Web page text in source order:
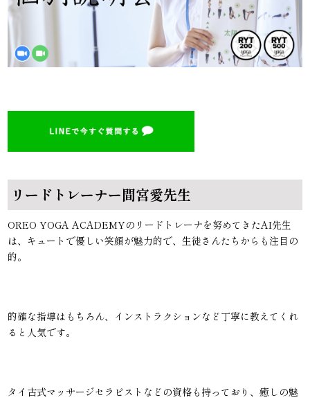
リードトレーナー間宮愛先生
OREO YOGA ACADEMYのリードトレーナを努めてきたAI先生
は、キュートで優しい笑顔が魅力的で、生徒さんたちからも注目の
的。
的確な指導はもちろん、インストラクションなど丁寧に教えてくれ
ると人気です。
タイ古式マッサージセラピストなどの資格も持っており、癒しの魅